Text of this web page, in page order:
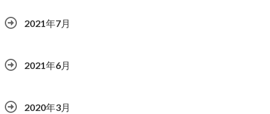
2021年7月
2021年6月
2020年3月